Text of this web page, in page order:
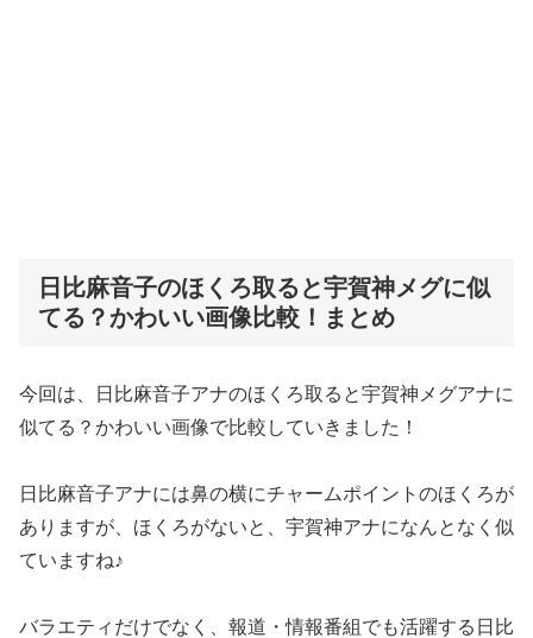
日比麻音子のほくろ取ると宇賀神メグに似
てる？かわいい画像比較！まとめ
今回は、日比麻音子アナのほくろ取ると宇賀神メグアナに
似てる？かわいい画像で比較していきました！
日比麻音子アナには鼻の横にチャームポイントのほくろが
ありますが、ほくろがないと、宇賀神アナになんとなく似
ていますね♪
バラエティだけでなく、報道・情報番組でも活躍する日比